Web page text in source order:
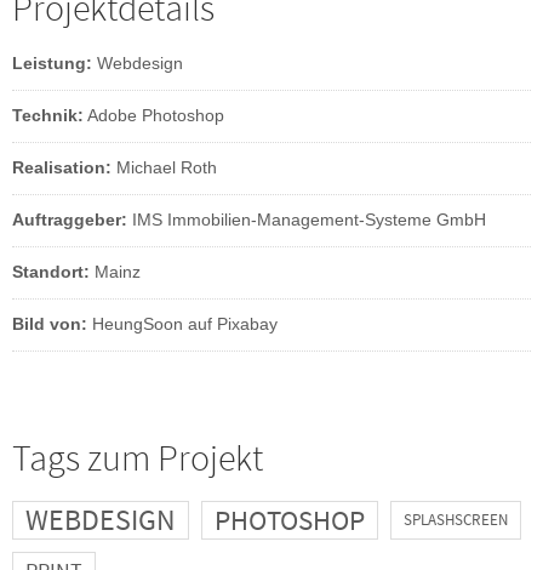
Leistung: Webdesign
Technik: Adobe Photoshop
Realisation: Michael Roth
Auftraggeber: IMS Immobilien-Management-Systeme GmbH
Standort: Mainz
Bild von: HeungSoon auf Pixabay
Tags zum Projekt
WEBDESIGN PHOTOSHOP SPLASHSCREEN